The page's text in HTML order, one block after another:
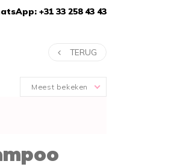
+31 33 258 43 43
TERUG
Meest bekeken